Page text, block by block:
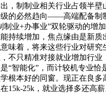
，制制业相关行业占领半
的必然趋向——高端配备制
制业+办事业”双轮驱动的增
持续增加，焦点缘由是新
味着，将来这些行业对研
不只精准对接就业增加行
“智能化”，而计较机专业
根本好的同窗。现正在良
15k-25k，就业选择多还高